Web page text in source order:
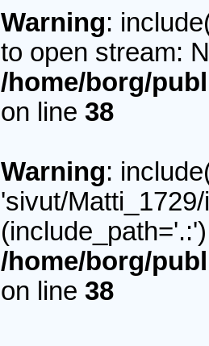
Warning:
to open stream:
/home/borg/
on line 38
Warning:
'sivut/
/home/borg/
on line 38